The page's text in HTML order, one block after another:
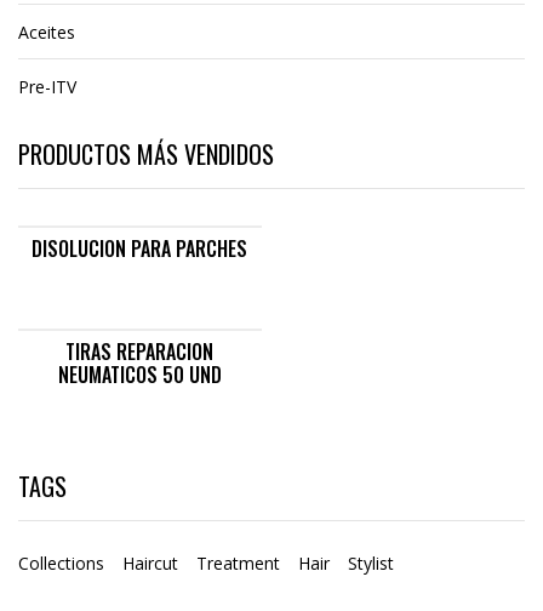
Aceites
Pre-ITV
PRODUCTOS MÁS VENDIDOS
DISOLUCION PARA PARCHES
TIRAS REPARACION
NEUMATICOS 50 UND
TAGS
Collections Haircut Treatment Hair Stylist